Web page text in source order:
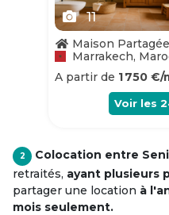
11
Maison Partagée
Marrakech,
A partir de 1 750 €/
Voir les
2 Colocation entre
retraités, ayant plusieurs
partager une location à
mois seulement.